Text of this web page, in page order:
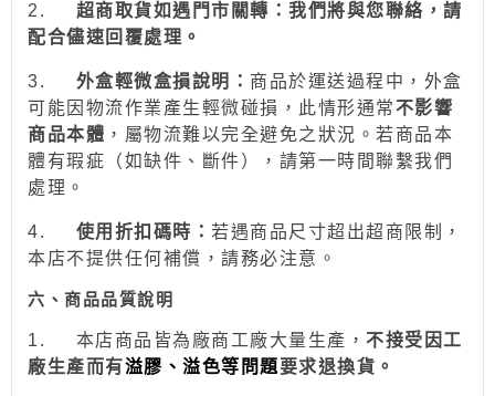
2.
超商取貨如遇門市關轉：我們將與您聯絡，請
配合儘速回覆處理。
3. 外盒輕微盒損說明： 商品於運送過程中，外盒
可能因物流作業產生輕微碰損，此情形通常不影響
商品本體 ，屬物流難以完全避免之狀況。若商品本
體有瑕疵（如缺件、斷件），請第一時間聯繫我們
處理。
4. 使用折扣碼時： 若遇商品尺寸超出超商限制，
本店不提供任何補償，請務必注意。
六、商品品質說明
1. 本店商品皆為廠商工廠大量生產， 不接受因工
廠生產而有溢膠、溢色等問題要求退換貨。